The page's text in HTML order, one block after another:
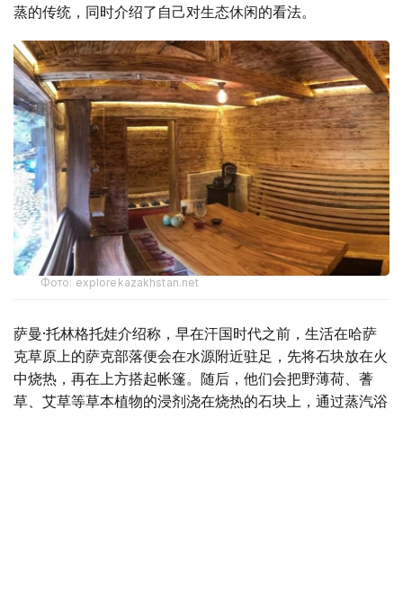
蒸的传统，同时介绍了自己对生态休闲的看法。
Фото: explorekazakhstan.net
萨曼·托林格托娃介绍称，早在汗国时代之前，生活在哈萨
克草原上的萨克部落便会在水源附近驻足，先将石块放在火
中烧热，再在上方搭起帐篷。随后，他们会把野薄荷、蓍
草、艾草等草本植物的浸剂浇在烧热的石块上，通过蒸汽浴